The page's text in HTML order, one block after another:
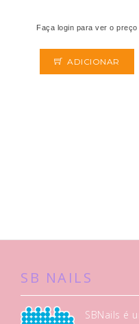
Faça login para ver o preço
ADICIONAR
SB NAILS
SBNails é